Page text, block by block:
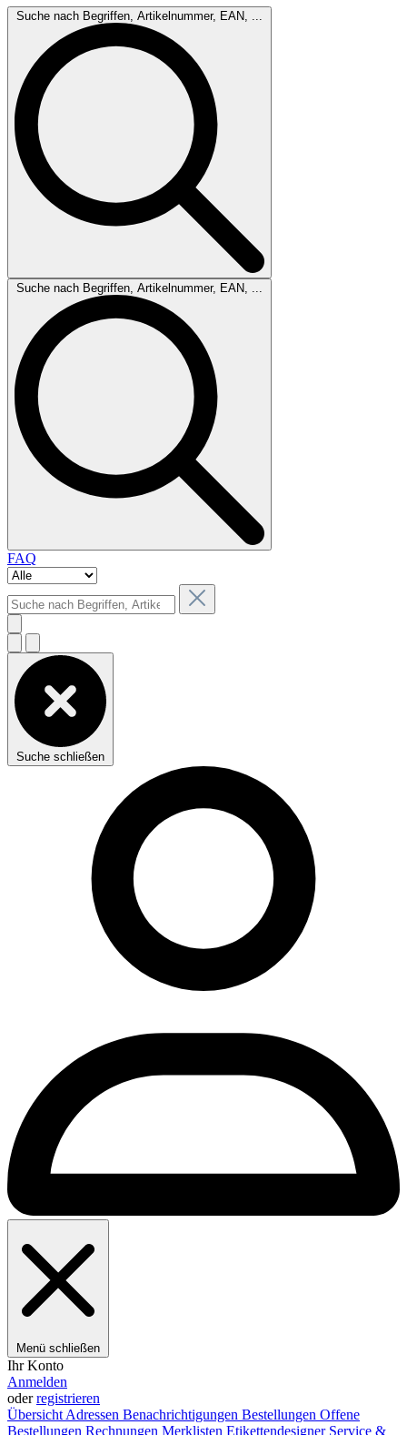
Suche nach Begriffen, Artikelnummer, EAN, ...
Suche nach Begriffen, Artikelnummer, EAN, ...
FAQ
Suche schließen
Menü schließen
Ihr Konto
Anmelden
oderregistrieren
Übersicht Adressen Benachrichtigungen Bestellungen Offene
Bestellungen Rechnungen Merklisten Etikettendesigner Service &